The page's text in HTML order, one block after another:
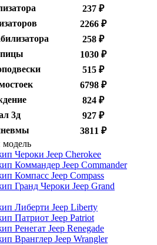
237 ₽
2266 ₽
258 ₽
1030 ₽
515 ₽
6798 ₽
824 ₽
3д
927 ₽
3811 ₽
Jeep Cherokee
Jeep Commander
Jeep Compass
Jeep Grand
Jeep Liberty
Jeep Patriot
Jeep Renegade
Jeep Wrangler